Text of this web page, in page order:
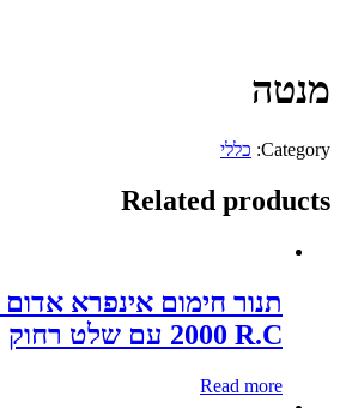
מנטה
Category: כללי
Related products
2000 R.C עם שלט רחוק
Read more